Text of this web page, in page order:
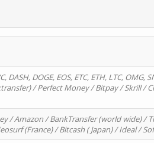
DOGE, EOS, ETC, ETH, LTC, OMG,
/ Perfect Money / Bitpay / Skrill /
/ Amazon / BankTransfer (world wide) /
(France) / Bitcash ( Japan) / Ideal /